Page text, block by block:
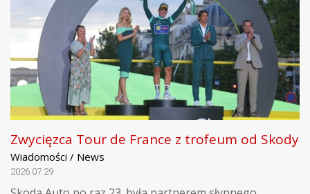
Zwycięzca Tour de France z trofeum od Skody
Wiadomości / News
2026.07.29